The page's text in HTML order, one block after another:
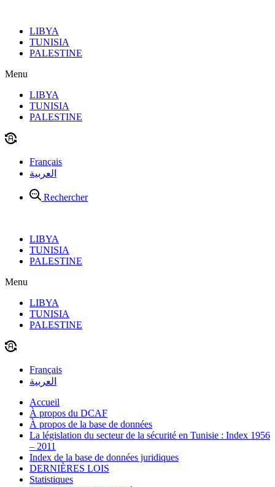
contenuLIBYA
TUNISIA
PALESTINE
Menu
LIBYA
TUNISIA
PALESTINE
Français
العربية
Rechercher
LIBYA
TUNISIA
PALESTINE
Menu
LIBYA
TUNISIA
PALESTINE
Français
العربية
Accueil
À propos du DCAF
À propos de la base de données
La législation du secteur de la sécurité en Tunisie : Index 1956
– 2011
Index de la base de données juridiques
DERNIÈRES LOIS
Statistiques